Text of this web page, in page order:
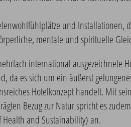
und
mentale und spirituelle
international ausgezeichnete
da es sich um ein äußerst
Hotelkonzept handelt. Mit
Bezug zur Natur spricht es
Health and Sustainability) an.